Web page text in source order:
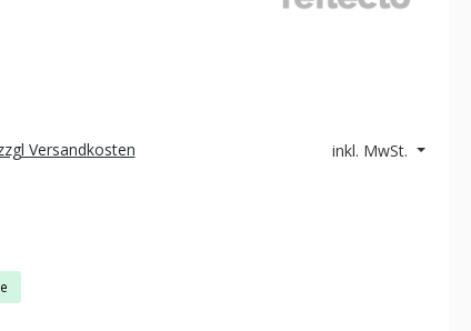
inkl. MwSt.
Versandkosten
von 5 von 5 Sternen